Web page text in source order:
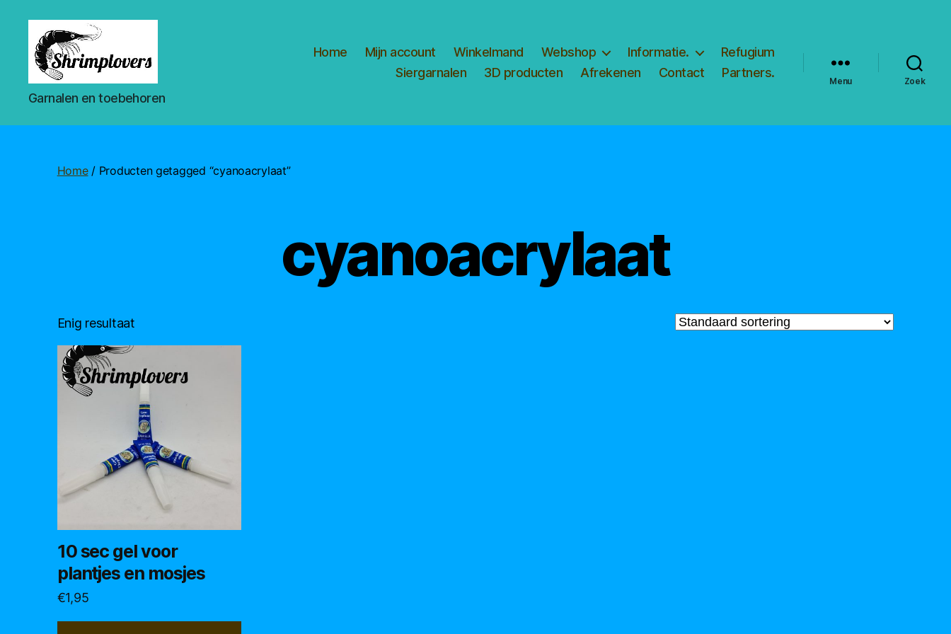
Shrimplovers
Garnalen en toebehoren
Home Mijn account Winkelmand Webshop Informatie.
Refugium
Siergarnalen
3D producten Afrekenen Contact Partners.
Menu Zoek
Home/ Producten getagged “cyanoacrylaat”
cyanoacrylaat
Enig resultaat
10 sec gel voor
plantjes en mosjes
€1,95